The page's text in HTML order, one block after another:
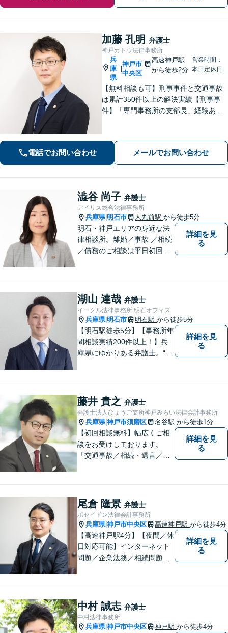
加藤 孔明 弁護士
神戸カトウ法律事務所
兵
庫
県
神戸市
中央区
高速神戸駅
から徒歩2分
営業時間：
本日定休日
【無料相談も可】刑事事件と交通事故
は累計350件以上の解決実績【刑事事
件】「専門事務所の支部長」経験あ
額した事例、示談金が5倍以上に増額し
た事例など多数【神戸駅3分】
電話でお問い合わせ メールでお問い合わせ
澁谷 尚子 弁護士
アイリス総合法律事務所
兵庫県|明石市 人丸前駅 から徒歩5分
明石・神戸エリアの身近な法
律相談所。離婚／事故 ／相続
／債務のご相談は平日初回３
詳細を見
る
湖山 達哉 弁護士
イーグル法律事務所 明石オフィス
兵庫県|明石市 明石駅 から徒歩5分
【明石駅徒歩5分】【事務所年
間相談実績200件以上！】兵
庫県にゆかりある弁護士。“プ
題にも迅速に対応いたしま
す。【初回無料相談】
詳細を見
る
藤井 貴之 弁護士
弁護士法人ひょうご支所神戸みらい法律会計事務所
兵庫県|神戸市須磨区 名谷駅 から徒歩1分
【初回相談無料】幅広くご相
談をお受けしております。
「交通事故／相続・遺言／離
い。公認会計士試験合格者。
【夜間・休日相談可能（要予
約）】【弁護士歴10年以上】
詳細を見
る
尾倉 隆景 弁護士
ポセイドン法律会計事務所
兵庫県|神戸市中央区 高速神戸駅 から徒歩4分
【高速神戸駅4分】【夜間／休
日対応可能】インターネット
問題／企業法務／相続問題／
詳細を見
る
中村 誠志 弁護士
中村法律事務所
兵庫県|神戸市中央区 神戸駅 から徒歩4分